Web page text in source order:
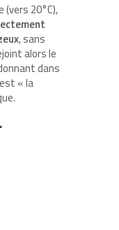
20°C),
, sans
alors le
dans
« la